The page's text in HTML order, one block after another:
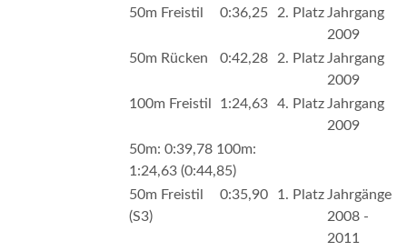
50m Freistil
0:36,25 2. PlatzJahrgang
2009
50m Rücken
0:42,28 2. PlatzJahrgang
2009
100m Freistil
1:24,63 4. PlatzJahrgang
2009
50m: 0:39,78 100m:
1:24,63 (0:44,85)
50m Freistil
(S3)
0:35,90 1. PlatzJahrgänge
2008 -
2011